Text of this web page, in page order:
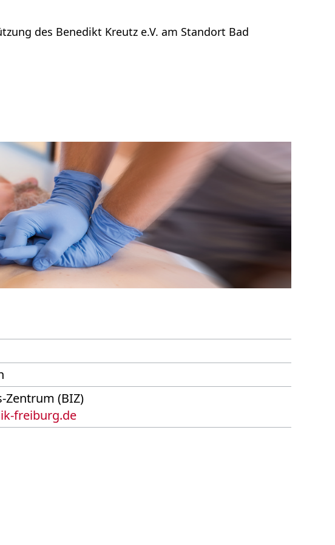
des Benedikt Kreutz e.V. am Standort Bad
Zentrum (BIZ)
freiburg.de